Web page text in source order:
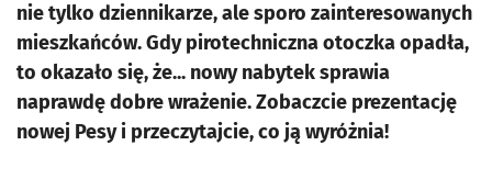
nie tylko dziennikarze, ale sporo zainteresowanych
mieszkańców. Gdy pirotechniczna otoczka opadła,
to okazało się, że... nowy nabytek sprawia
naprawdę dobre wrażenie. Zobaczcie prezentację
nowej Pesy i przeczytajcie, co ją wyróżnia!